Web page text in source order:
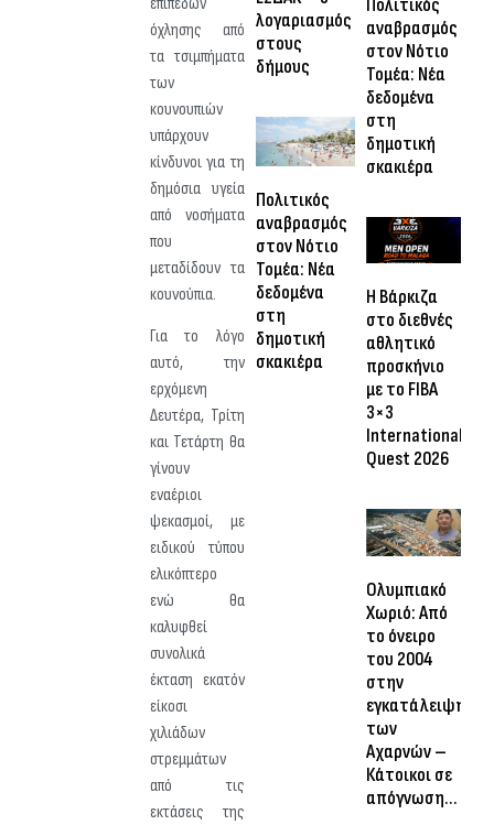
όχλησης από
τα τσιμπήματα
των
κουνουπιών
υπάρχουν
κίνδυνοι για τη
δημόσια υγεία
από νοσήματα
που
μεταδίδουν τα
κουνούπια.
Για το λόγο
αυτό, την
ερχόμενη
Δευτέρα, Τρίτη
και Τετάρτη θα
γίνουν
εναέριοι
ψεκασμοί, με
ειδικού τύπου
ελικόπτερο
ενώ θα
καλυφθεί
συνολικά
έκταση εκατόν
είκοσι
χιλιάδων
στρεμμάτων
από τις
εκτάσεις της
λογαριασμός
στους
δήμους
Πολιτικός
αναβρασμός
στον Νότιο
Τομέα: Νέα
δεδομένα
στη
δημοτική
σκακιέρα
αναβρασμός
στον Νότιο
Τομέα: Νέα
δεδομένα
στη
δημοτική
σκακιέρα
Η Βάρκιζα
στο διεθνές
αθλητικό
προσκήνιο
με το FIBA
3×3
International
Quest 2026
Ολυμπιακό
Χωριό: Από
το όνειρο
του 2004
στην
εγκατάλειψη
των
Αχαρνών –
Κάτοικοι σε
απόγνωση…